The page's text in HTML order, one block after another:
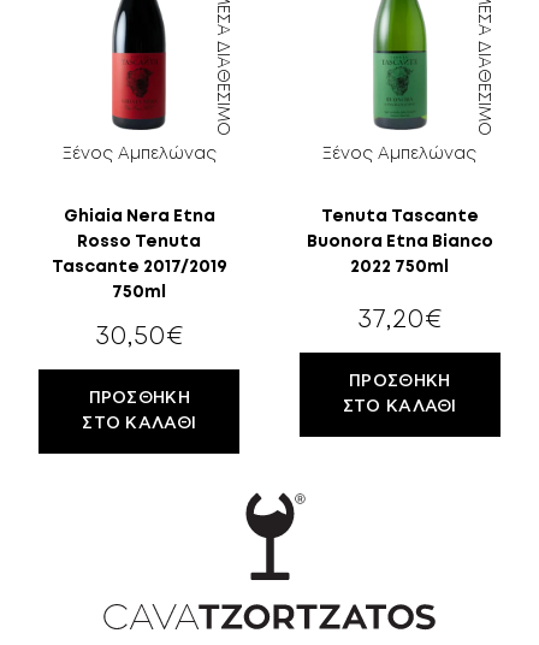
ΠΕΡΙΣΣΌΤΕΡΑ
ΚΕΛΆΡΙ
GR
XΏΡΑ ΠΡΟΈΛΕΥΣΗΣ
ΕΎΡΟΣ ΤΙΜΉΣ
ΦΙΛΤΡΆΡΙΣΜΑ
Ξένος Αμπελώνας
Ghiaia Nera Etna
Rosso Tenuta
Tascante 2017/2019
750ml
ΆΜΕΣΑ ΔΙΑΘΈΣΙΜΟ
30,50€
ΠΡΟΣΘΉΚΗ
ΣΤΟ ΚΑΛΆΘΙ
Ξένος Αμπελώνας
Tenuta Tascante
Buonora Etna Bianco
2022 750ml
ΆΜΕΣΑ ΔΙΑΘΈΣΙΜΟ
37,20€
ΠΡΟΣΘΉΚΗ
ΣΤΟ ΚΑΛΆΘΙ